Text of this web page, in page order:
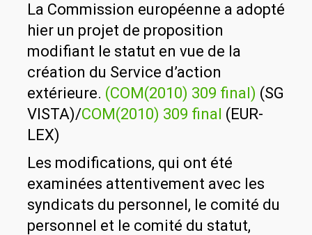
La Commission européenne a adopté
hier un projet de proposition
modifiant le statut en vue de la
création du Service d’action
extérieure. (COM(2010) 309 final) (SG
VISTA)/COM(2010) 309 final (EUR-
LEX)
Les modifications, qui ont été
examinées attentivement avec les
syndicats du personnel, le comité du
personnel et le comité du statut,